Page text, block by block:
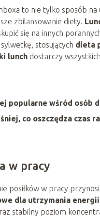
to nie tylko sposób na
zbilansowanie diety.
się na innych
stosujących dieta
lunch dostarczy
popularne wśród osób
co oszczędza czas
w pracy
posiłków w pracy
dla utrzymania
stabilny poziom